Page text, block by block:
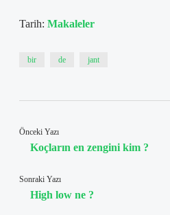
Tarih: Makaleler
bir de jant
Önceki Yazı
Koçların en zengini kim ?
Sonraki Yazı
High low ne ?